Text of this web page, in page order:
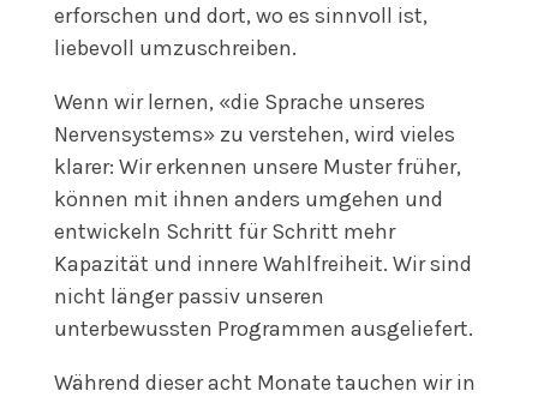
erforschen und dort, wo es sinnvoll ist,
liebevoll umzuschreiben.
Wenn wir lernen, «die Sprache unseres
Nervensystems» zu verstehen, wird vieles
klarer: Wir erkennen unsere Muster früher,
können mit ihnen anders umgehen und
entwickeln Schritt für Schritt mehr
Kapazität und innere Wahlfreiheit. Wir sind
nicht länger passiv unseren
unterbewussten Programmen ausgeliefert.
Während dieser acht Monate tauchen wir in